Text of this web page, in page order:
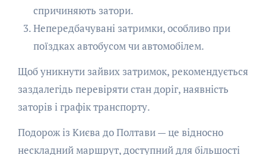
спричиняють затори.
Непередбачувані затримки, особливо при
поїздках автобусом чи автомобілем.
Щоб уникнути зайвих затримок, рекомендується
заздалегідь перевіряти стан доріг, наявність
заторів і графік транспорту.
Подорож із Києва до Полтави — це відносно
нескладний маршрут, доступний для більшості